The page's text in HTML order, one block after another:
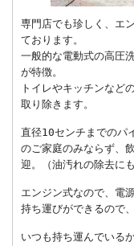
専門店でも珍しく、エ
ております。
一般的な電動式の高圧
が特徴。
トイレやキッチンなど
取り除きます。
直径10センチまでのパ
のご家庭のみならず、
迎。（油汚れの除去に
エンジン式なので、電
持ち運びができるので
いつも持ち運んでいる